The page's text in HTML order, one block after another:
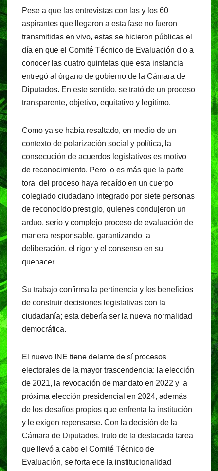
Pese a que las entrevistas con las y los 60
aspirantes que llegaron a esta fase no fueron
transmitidas en vivo, estas se hicieron públicas el
día en que el Comité Técnico de Evaluación dio a
conocer las cuatro quintetas que esta instancia
entregó al órgano de gobierno de la Cámara de
Diputados. En este sentido, se trató de un proceso
transparente, objetivo, equitativo y legítimo.
Como ya se había resaltado, en medio de un
contexto de polarización social y política, la
consecución de acuerdos legislativos es motivo
de reconocimiento. Pero lo es más que la parte
toral del proceso haya recaído en un cuerpo
colegiado ciudadano integrado por siete personas
de reconocido prestigio, quienes condujeron un
arduo, serio y complejo proceso de evaluación de
manera responsable, garantizando la
deliberación, el rigor y el consenso en su
quehacer.
Su trabajo confirma la pertinencia y los beneficios
de construir decisiones legislativas con la
ciudadanía; esta debería ser la nueva normalidad
democrática.
El nuevo INE tiene delante de sí procesos
electorales de la mayor trascendencia: la elección
de 2021, la revocación de mandato en 2022 y la
próxima elección presidencial en 2024, además
de los desafíos propios que enfrenta la institución
y le exigen repensarse. Con la decisión de la
Cámara de Diputados, fruto de la destacada tarea
que llevó a cabo el Comité Técnico de
Evaluación, se fortalece la institucionalidad